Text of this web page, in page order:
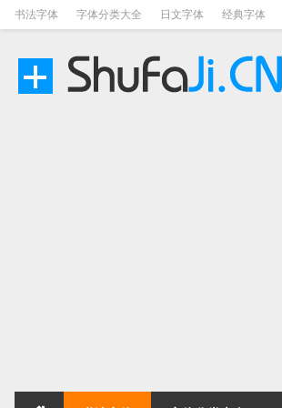
书法字体 字体分类大全 日文字体 经典字体